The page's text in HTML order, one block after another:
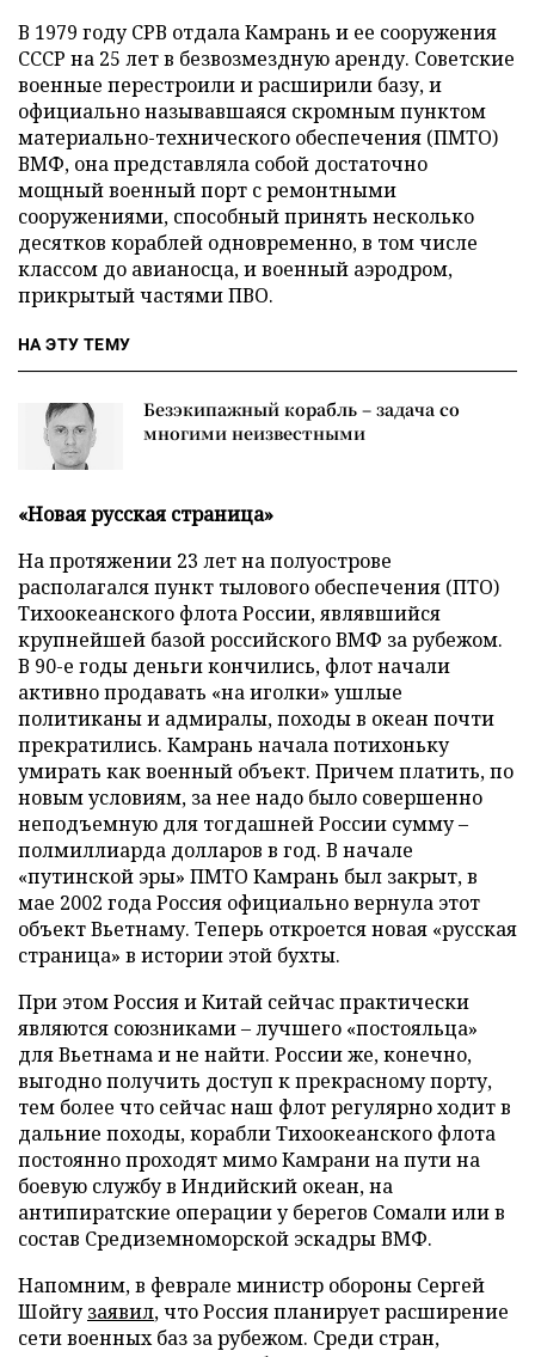
В 1979 году СРВ отдала Камрань и ее сооружения
СССР на 25 лет в безвозмездную аренду. Советские
военные перестроили и расширили базу, и
официально называвшаяся скромным пунктом
материально-технического обеспечения (ПМТО)
ВМФ, она представляла собой достаточно
мощный военный порт с ремонтными
сооружениями, способный принять несколько
десятков кораблей одновременно, в том числе
классом до авианосца, и военный аэродром,
прикрытый частями ПВО.
НА ЭТУ ТЕМУ
Безэкипажный корабль – задача со
многими неизвестными
«Новая русская страница»
На протяжении 23 лет на полуострове
располагался пункт тылового обеспечения (ПТО)
Тихоокеанского флота России, являвшийся
крупнейшей базой российского ВМФ за рубежом.
В 90-е годы деньги кончились, флот начали
активно продавать «на иголки» ушлые
политиканы и адмиралы, походы в океан почти
прекратились. Камрань начала потихоньку
умирать как военный объект. Причем платить, по
новым условиям, за нее надо было совершенно
неподъемную для тогдашней России сумму –
полмиллиарда долларов в год. В начале
«путинской эры» ПМТО Камрань был закрыт, в
мае 2002 года Россия официально вернула этот
объект Вьетнаму. Теперь откроется новая «русская
страница» в истории этой бухты.
При этом Россия и Китай сейчас практически
являются союзниками – лучшего «постояльца»
для Вьетнама и не найти. России же, конечно,
выгодно получить доступ к прекрасному порту,
тем более что сейчас наш флот регулярно ходит в
дальние походы, корабли Тихоокеанского флота
постоянно проходят мимо Камрани на пути на
боевую службу в Индийский океан, на
антипиратские операции у берегов Сомали или в
состав Средиземноморской эскадры ВМФ.
Напомним, в феврале министр обороны Сергей
Шойгузаявил, что Россия планирует расширение
сети военных баз за рубежом. Среди стран,